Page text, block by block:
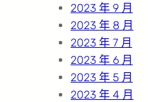
2023 年 9 月
2023 年 8 月
2023 年 7 月
2023 年 6 月
2023 年 5 月
2023 年 4 月